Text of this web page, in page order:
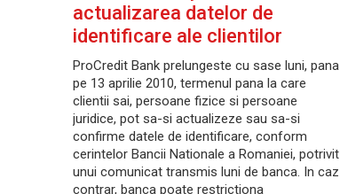
actualizarea datelor de
identificare ale clientilor
ProCredit Bank prelungeste cu sase luni, pana
pe 13 aprilie 2010, termenul pana la care
clientii sai, persoane fizice si persoane
juridice, pot sa-si actualizeze sau sa-si
confirme datele de identificare, conform
cerintelor Bancii Nationale a Romaniei, potrivit
unui comunicat transmis luni de banca. In caz
contrar, banca poate restrictiona